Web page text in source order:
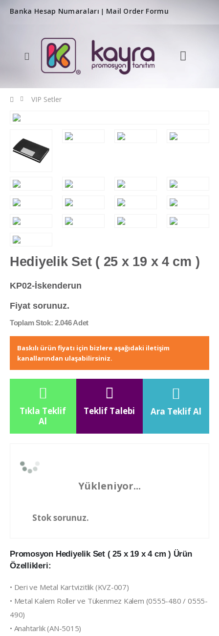
Banka Hesap Numaraları | Mail Order Formu
VIP Setler
Hediyelik Set ( 25 x 19 x 4 cm )
KP02-İskenderun
Fiyat sorunuz.
Toplam Stok: 2.046 Adet
Baskılı ürün fiyatı için bizlere aşağıdaki iletişim
kanallarından ulaşabilirsiniz.
Tıkla Teklif
Al
Teklif Talebi Ara Teklif Al
Yükleniyor...
Stok sorunuz.
Promosyon Hediyelik Set ( 25 x 19 x 4 cm ) Ürün
Özellikleri:
• Deri ve Metal Kartvizitlik (KVZ-007)
• Metal Kalem Roller ve Tükenmez Kalem (0555-480 / 0555-
490)
• Anahtarlık (AN-5015)